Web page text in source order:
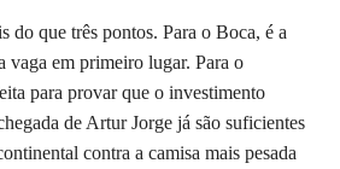
do que três pontos. Para o Boca, é a
vaga em primeiro lugar. Para o
para provar que o investimento
de Artur Jorge já são suficientes
contra a camisa mais pesada